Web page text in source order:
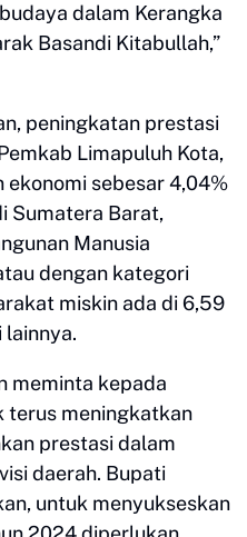
dalam Kerangka
Basandi Kitabullah,”
peningkatan prestasi
Limapuluh Kota,
sebesar 4,04%
Sumatera Barat,
Manusia
dengan kategori
miskin ada di 6,59
lainnya.
meminta kepada
terus meningkatkan
prestasi dalam
daerah. Bupati
untuk menyukseskan